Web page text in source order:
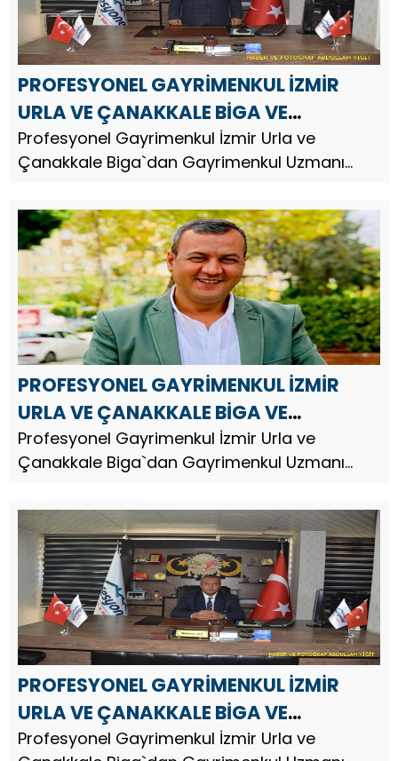
PROFESYONEL GAYRİMENKUL İZMİR
URLA VE ÇANAKKALE BİGA VE
GAZİANTEP`DEN MEHMET TAŞ`DAN
RAMAZAN AYI MESAJI
Profesyonel Gayrimenkul İzmir Urla ve
Çanakkale Biga`dan Gayrimenkul Uzmanı
Ramazan ayı dolayısıyla bir mesaj yayınladı.
Arazi Yatırım Uzmanı Mehmet Taş, ...
PROFESYONEL GAYRİMENKUL İZMİR
URLA VE ÇANAKKALE BİGA VE
GAZİANTEP`DEN MEHMET TAŞ`DAN
BERAT KANDİLİ MESAJI
Profesyonel Gayrimenkul İzmir Urla ve
Çanakkale Biga`dan Gayrimenkul Uzmanı
Berat Kandili dolayısıyla mesaj yayınladı.
PROFESYONEL GAYRİMENKUL İZMİR
URLA VE ÇANAKKALE BİGA VE
GAZİANTEP`DEN MEHMET TAŞ`DAN
Profesyonel Gayrimenkul İzmir Urla ve